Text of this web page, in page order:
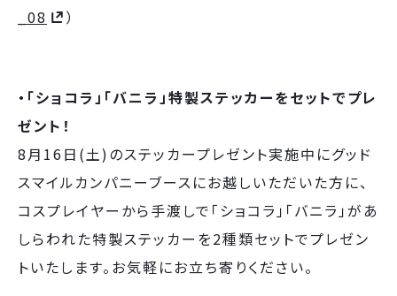
_08
）
・「ショコラ」「バニラ」特製ステッカーをセットでプレ
ゼント！
8月16日(土)のステッカープレゼント実施中にグッド
スマイルカンパニーブースにお越しいただいた方に、
コスプレイヤーから手渡しで「ショコラ」「バニラ」があ
しらわれた特製ステッカーを2種類セットでプレゼン
トいたします。お気軽にお立ち寄りください。